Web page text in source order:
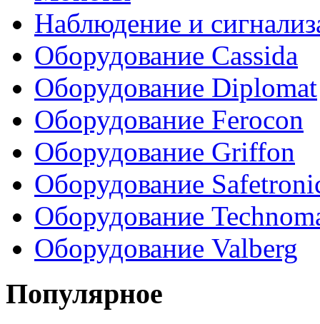
Наблюдение и
Оборудование Cassida
Оборудование Diplomat
Оборудование Ferocon
Оборудование Griffon
Оборудование
Оборудование
Оборудование Valberg
Популярное